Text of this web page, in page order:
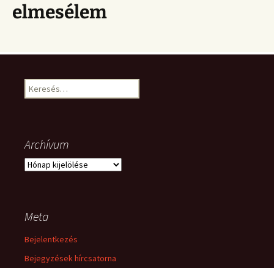
elmesélem
Keresés:
Archívum
Archívum
Meta
Bejelentkezés
Bejegyzések hírcsatorna